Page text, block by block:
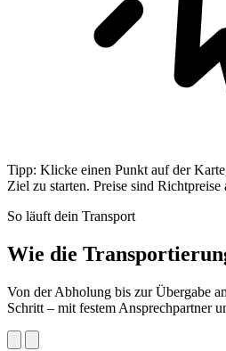
Tipp: Klicke einen Punkt auf der
Ziel zu starten. Preise sind Richtpreise
So läuft dein Transport
Wie die
Von der Abholung bis zur Übergabe
Schritt – mit festem Ansprechpartner